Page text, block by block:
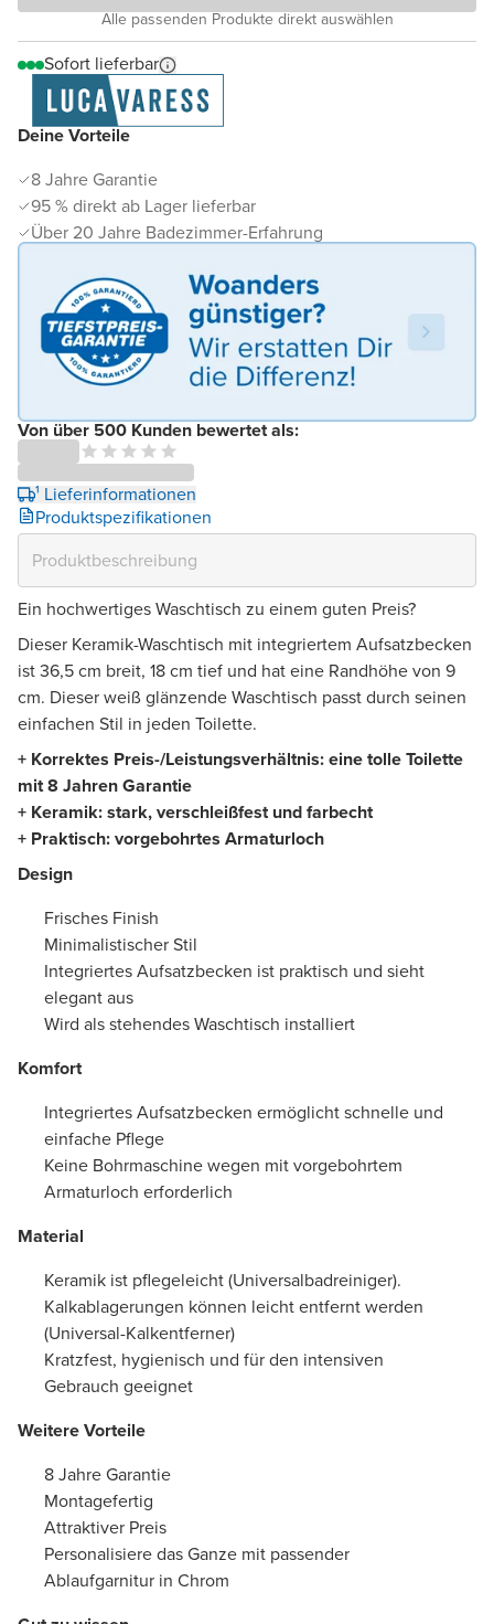
Deine Vorteile
8 Jahre Garantie
95 % direkt ab Lager lieferbar
Über 20 Jahre Badezimmer-Erfahrung
Von über 500 Kunden bewertet als:
¹ Lieferinformationen
Produktspezifikationen
Alle passenden Produkte direkt auswählen
Sofort lieferbar
Ein hochwertiges Waschtisch zu einem guten Preis?
Dieser Keramik-Waschtisch mit integriertem Aufsatzbecken
ist 36,5 cm breit, 18 cm tief und hat eine Randhöhe von 9
cm. Dieser weiß glänzende Waschtisch passt durch seinen
einfachen Stil in jeden Toilette.
+ Korrektes Preis-/Leistungsverhältnis: eine tolle Toilette
mit 8 Jahren Garantie
+ Keramik: stark, verschleißfest und farbecht
+ Praktisch: vorgebohrtes Armaturloch
Design
Frisches Finish
Minimalistischer Stil
Integriertes Aufsatzbecken ist praktisch und sieht
elegant aus
Wird als stehendes Waschtisch installiert
Komfort
Integriertes Aufsatzbecken ermöglicht schnelle und
einfache Pflege
Keine Bohrmaschine wegen mit vorgebohrtem
Armaturloch erforderlich
Material
Keramik ist pflegeleicht (Universalbadreiniger).
Kalkablagerungen können leicht entfernt werden
(Universal-Kalkentferner)
Kratzfest, hygienisch und für den intensiven
Gebrauch geeignet
Weitere Vorteile
8 Jahre Garantie
Montagefertig
Attraktiver Preis
Personalisiere das Ganze mit passender
Ablaufgarnitur in Chrom